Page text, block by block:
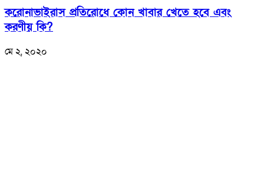
করোনাভাইরাস প্রতিরোধে কোন খাবার খেতে হবে এবং
করণীয় কি?
মে ২, ২০২০